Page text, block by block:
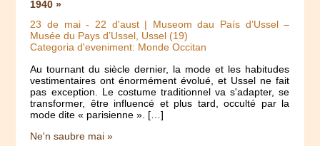
1940 »
23 de mai- 22 d'aust| Museom dau País d’Ussel –
Musée du Pays d’Ussel, Ussel (19)
Categoria d'eveniment: Monde Occitan
Au tournant du siècle dernier, la mode et les habitudes
vestimentaires ont énormément évolué, et Ussel ne fait
pas exception. Le costume traditionnel va s'adapter, se
transformer, être influencé et plus tard, occulté par la
mode dite « parisienne ». […]
Ne'n saubre mai »